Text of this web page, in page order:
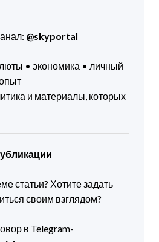
@skyportal
• экономика • личный
и материалы, которых
статьи? Хотите задать
своим взглядом?
в Telegram-